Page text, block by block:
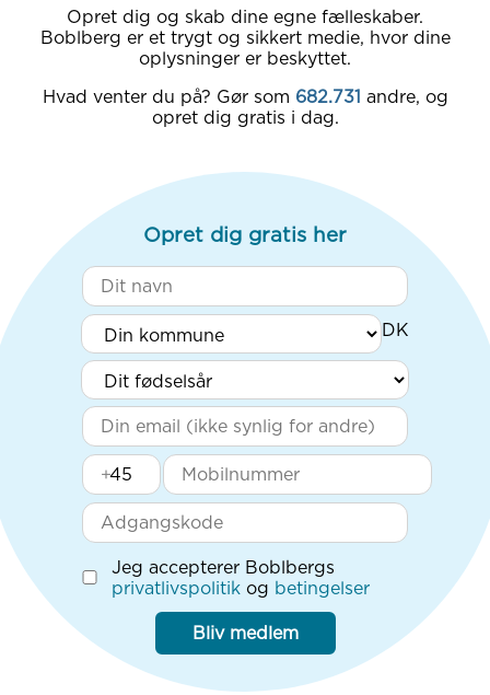
Opret dig og skab dine egne fælleskaber.
Boblberg er et trygt og sikkert medie, hvor dine
oplysninger er beskyttet.
Hvad venter du på? Gør som 682.731 andre, og
opret dig gratis i dag.
Opret dig gratis her
+
Jeg accepterer Boblbergs
privatlivspolitik og betingelser
Bliv medlem